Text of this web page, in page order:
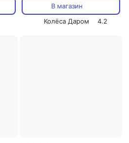
В магазин
Колёса Даром
4.2